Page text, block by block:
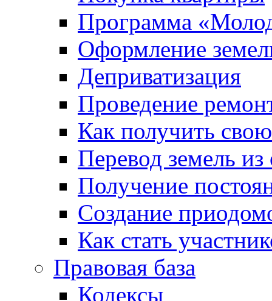
Программа
Оформление
Деприватизация
Проведение
Как получить
Перевод земель
Получение
Создание
Как стать
Правовая база
Кодексы